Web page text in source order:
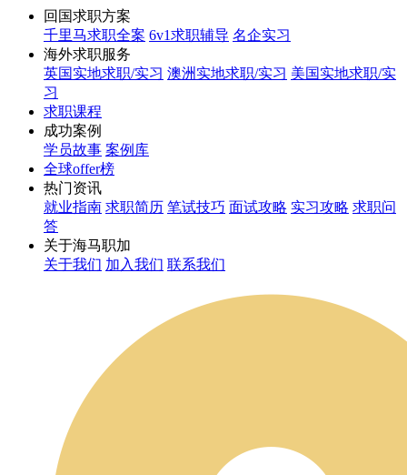
回国求职方案
千里马求职全案 6v1求职辅导 名企实习
海外求职服务
英国实地求职/实习 澳洲实地求职/实习 美国实地求职/实
习
求职课程
成功案例
学员故事 案例库
全球offer榜
热门资讯
就业指南 求职简历 笔试技巧 面试攻略 实习攻略 求职问
答
关于海马职加
关于我们 加入我们 联系我们